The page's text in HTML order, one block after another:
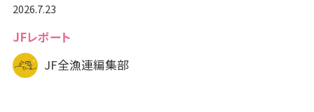
2026.7.23
JFレポート
JF全漁連編集部